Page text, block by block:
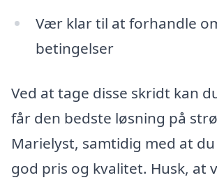
Vær klar til at forhandle
betingelser
Ved at tage disse skridt kan
får den bedste løsning på
Marielyst, samtidig med at
god pris og kvalitet. Husk, at